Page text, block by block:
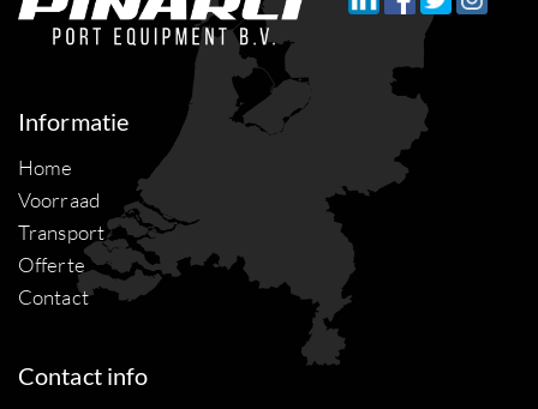
Informatie
Home
Voorraad
Transport
Offerte
Contact
Contact info